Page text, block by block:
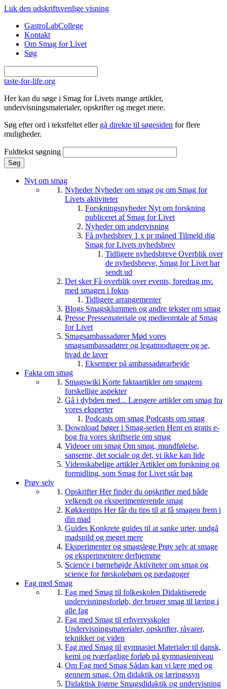
Gå til hovedindhold
Luk den udskriftsvenlige visning
GastroLabCollege
Kontakt
Om Smag for Livet
Søg
taste-for-life.org
Her kan du søge i Smag for Livets mange artikler,
undervisningsmaterialer, opskrifter og meget mere.
Søg efter ord i tekstfeltet eller gå direkte til søgesiden for flere
muligheder.
Fuldtekst søgning
Nyt om smag
NyhederNyheder om smag og om Smag for
Livets aktiviteter
ForskningsnyhederNyt om forskning
publiceret af Smag for Livet
Nyheder om undervisning
Få nyhedsbrev 1 x pr måned Tilmeld dig
Smag for Livets nyhedsbrev
Tidligere nyhedsbreve Overblik over
de nyhedsbreve, Smag for Livet har
sendt ud
Det skerFå overblik over events, foredrag mv.
med smagen i fokus
Tidligere arrangementer
Blogs Smagsklummen og andre tekster om smag
Presse Pressemateriale og medieomtale af Smag
for Livet
SmagsambassadørerMød vores
smagsambassadører og legatmodtagere og se,
hvad de laver
Eksemper på ambassadørarbejde
Fakta om smag
Smagswiki Korte faktaartikler om smagens
forskellige aspekter
Gå i dybden med... Længere artikler om smag fra
vores eksperter
Podcasts om smag Podcasts om smag
Download bøger i Smag-serien Hent en gratis e-
bog fra vores skriftserie om smag
Videoer om smag Om smag, mundfølelse,
sanserne, det sociale og det, vi ikke kan lide
Videnskabelige artiklerArtikler om forskning og
formidling, som Smag for Livet står bag
Prøv selv
OpskrifterHer finder du opskrifter med både
velkendt og eksperimenterende smag
Køkkentips Her får du tips til at få smagen frem i
din mad
Guides Konkrete guides til at sanke urter, undgå
madspild og meget mere
Eksperimenter og smagslege Prøv selv at smage
og eksperimentere derhjemme
Science i børnehøjde Aktiviteter om smag og
science for førskolebørn og pædagoger
Fag med Smag
Fag med Smag til folkeskolen Didaktiserede
undervisningsforløb, der bruger smag til læring i
alle fag
Fag med Smag til erhvervsskoler
Undervisningsmaterialer, opskrifter, råvarer,
teknikker og viden
Fag med Smag til gymnasiet Materialer til dansk,
kemi og tværfaglige forløb på gymnasieniveau
Om Fag med Smag Sådan kan vi lære med og
gennem smag. Om didaktik og læringssyn
Didaktisk hjørne Smagsdidaktik og undervisning